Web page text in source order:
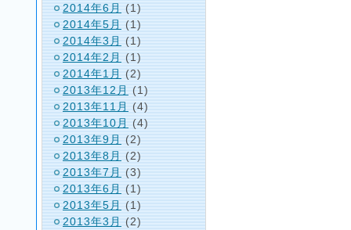
2014年6月 (1)
2014年5月 (1)
2014年3月
(1)
2014年2月
(1)
2014年1月 (2)
2013年12月 (1)
2013年11月
(4)
2013年10月
(4)
2013年9月 (2)
2013年8月 (2)
2013年7月
(3)
2013年6月
(1)
2013年5月 (1)
2013年3月 (2)